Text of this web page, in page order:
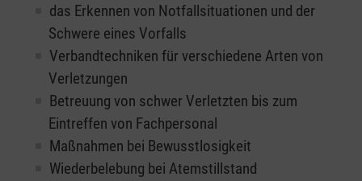
das Erkennen von Notfallsituationen und der
Schwere eines Vorfalls
Verbandtechniken für verschiedene Arten von
Verletzungen
Betreuung von schwer Verletzten bis zum
Eintreffen von Fachpersonal
Maßnahmen bei Bewusstlosigkeit
Wiederbelebung bei Atemstillstand